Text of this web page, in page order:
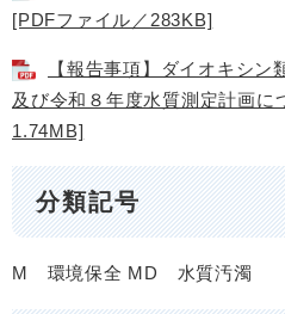
[PDFファイル／283KB]
【報告事項】ダイオキシ
及び令和８年度水質測定計画に
1.74MB]
分類記号
M 環境保全 MD 水質汚濁